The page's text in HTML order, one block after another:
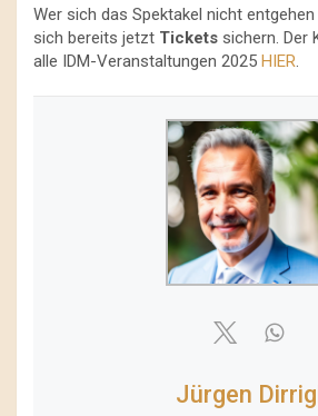
Wer sich das Spektakel nicht
sich bereits jetzt Tickets sichern. Der
alle IDM-Veranstaltungen 2025 HIER.
Jürgen